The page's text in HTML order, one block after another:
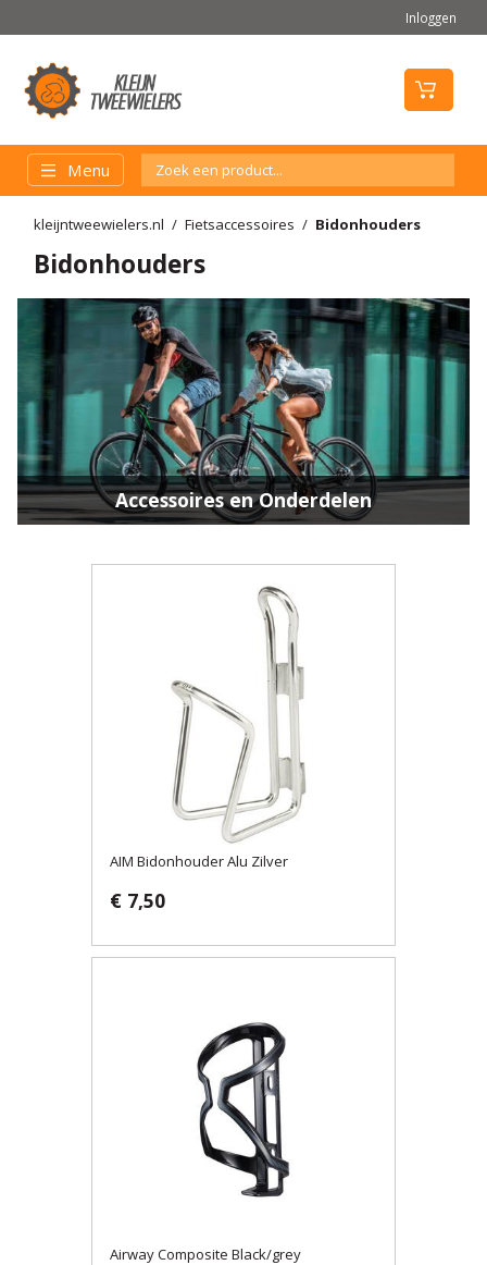
Inloggen
Menu
kleijntweewielers.nl Fietsaccessoires Bidonhouders
Bidonhouders
Accessoires en Onderdelen
AIM Bidonhouder Alu Zilver
€ 7,50
Airway Composite Black/grey